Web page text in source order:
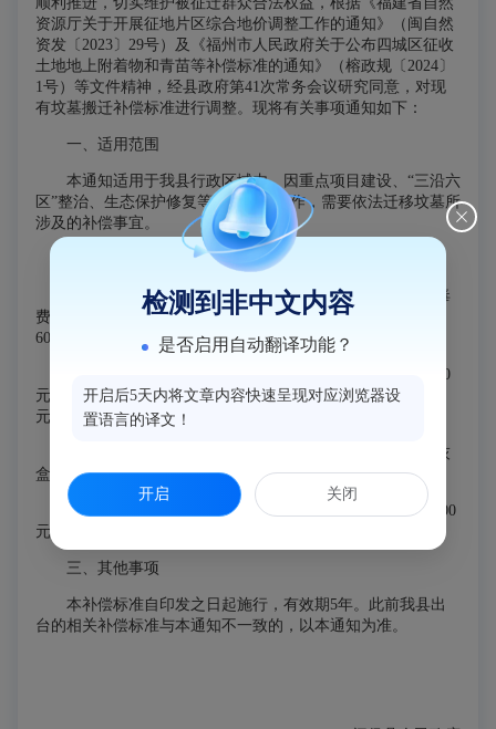
资源厅关于开展征地片区综合地价调整工作的通知》（闽自然
资发〔2023〕29号）及《福州市人民政府关于公布四城区征收
土地地上附着物和青苗等补偿标准的通知》（榕政规〔2024〕
1号）等文件精神，经县政府第41次常务会议研究同意，对现
有坟墓搬迁补偿标准进行调整。现将有关事项通知如下：
一、适用范围
本通知适用于我县行政区域内，因重点项目建设、“三沿六
区”整治、生态保护修复等各类征迁工作，需要依法迁移坟墓所
涉及的补偿事宜。
二、补偿标准调整内容
1.水泥墓、石砌墓：每座补偿4000元，每穴另加火化消毒
费240元、骨灰盒180元、补偿费400元、安置费1200元，共计
6020元。
2.土墓（成墓型、有墓碑、墓围、墓手）：每座补偿1500
元，每穴另加补偿费400元、火化消毒费240元、骨灰盒180
元、安置费1200元，共计3520元。
3.无主坟墓：每穴补偿费400元、火化消毒费240元、骨灰
盒180元、安置费1200元，共计2020元。
4.迁移金瓮：按照不同规格、材质，每个补偿标准300-600
元。
三、其他事项
本补偿标准自印发之日起施行，有效期5年。此前我县出
台的相关补偿标准与本通知不一致的，以本通知为准。
检测到非中文内容
是否启用自动翻译功能？
开启后5天内将文章内容快速呈现对应浏览器设
置语言的译文！
开启 关闭